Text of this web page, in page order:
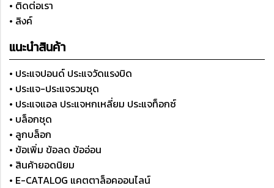
• ติดต่อเรา
• ลิงค์
แนะนำสินค้า
• ประแจปอนด์ ประแจวัดแรงบิด
• ประแจ-ประแจรวมชุด
• ประแจแอล ประแจหกเหลี่ยม ประแจท็อกซ์
• บล็อกชุด
• ลูกบล็อก
• ข้อเพิ่ม ข้อลด ข้ออ่อน
• สินค้ายอดนิยม
• E-CATALOG แคตตาล็อคออนไลน์